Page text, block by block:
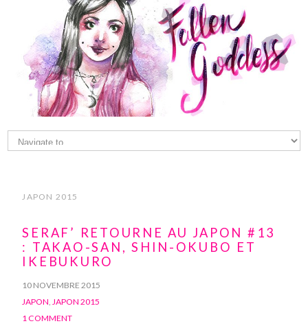
JAPON 2015
SERAF’ RETOURNE AU JAPON #13
: TAKAO-SAN, SHIN-OKUBO ET
IKEBUKURO
10 NOVEMBRE 2015
JAPON,JAPON 2015
1 COMMENT